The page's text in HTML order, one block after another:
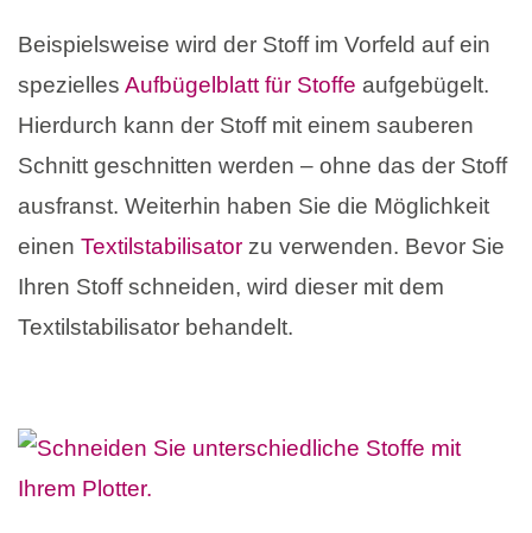
Beispielsweise wird der Stoff im Vorfeld auf ein
spezielles Aufbügelblatt für Stoffe aufgebügelt.
Hierdurch kann der Stoff mit einem sauberen
Schnitt geschnitten werden – ohne das der Stoff
ausfranst. Weiterhin haben Sie die Möglichkeit
einen Textilstabilisator zu verwenden. Bevor Sie
Ihren Stoff schneiden, wird dieser mit dem
Textilstabilisator behandelt.